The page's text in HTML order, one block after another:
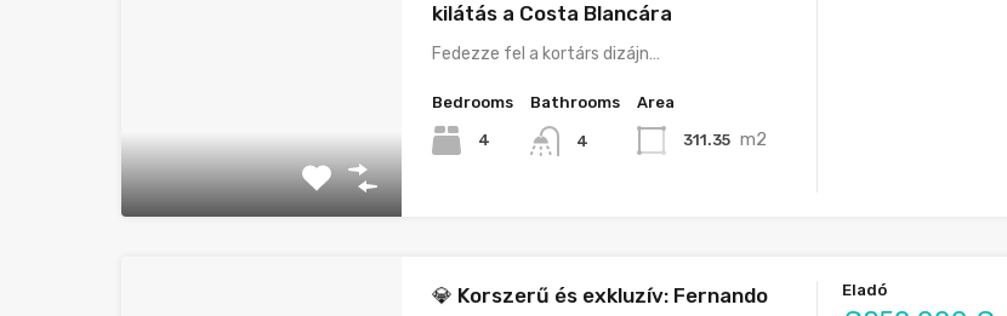
kilátás a Costa Blancára
Fedezze fel a kortárs dizájn…
Bedrooms
4
Bathrooms
4
Area
311.35 m2
💎 Korszerű és exkluzív: Fernando
Eladó